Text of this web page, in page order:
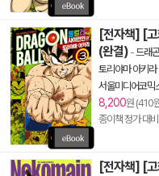
[전자책] [고
(완결) -드래
토리야마 아키라
서울미디어코
8,200원 (410
종이책 정가 대비
[전자책] [